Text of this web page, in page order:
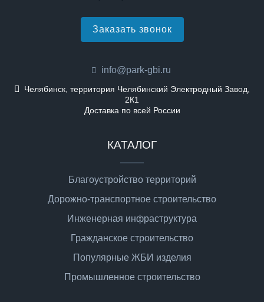
Заказать звонок
info@park-gbi.ru
Челябинск, территория Челябинский Электродный Завод,
2К1
Доставка по всей России
КАТАЛОГ
Благоустройство территорий
Дорожно-транспортное строительство
Инженерная инфраструктура
Гражданское строительство
Популярные ЖБИ изделия
Промышленное строительство